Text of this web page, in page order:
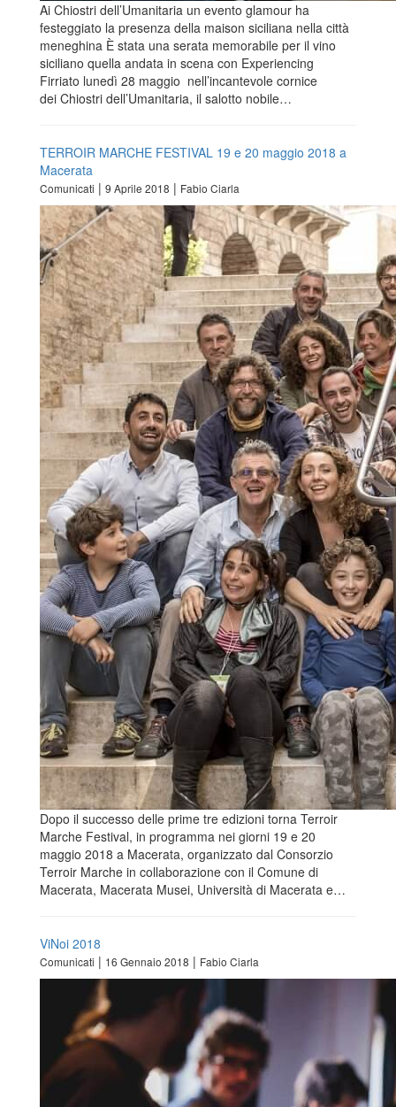
Ai Chiostri dell’Umanitaria un evento glamour ha
festeggiato la presenza della maison siciliana nella città
meneghina È stata una serata memorabile per il vino
siciliano quella andata in scena con Experiencing
Firriato lunedì 28 maggio nell’incantevole cornice
dei Chiostri dell’Umanitaria, il salotto nobile…
TERROIR MARCHE FESTIVAL 19 e 20 maggio 2018 a
Macerata
Comunicati | 9 Aprile 2018 | Fabio Ciarla
Dopo il successo delle prime tre edizioni torna Terroir
Marche Festival, in programma nei giorni 19 e 20
maggio 2018 a Macerata, organizzato dal Consorzio
Terroir Marche in collaborazione con il Comune di
Macerata, Macerata Musei, Università di Macerata e…
ViNoi 2018
Comunicati | 16 Gennaio 2018 | Fabio Ciarla